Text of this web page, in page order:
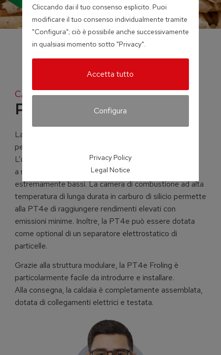
CALDAIA A PELLET
PT4e
La nuova caldaia a pellet PT4e convince per la
perfezione sotto tutti gli aspetti.
L’uso, studiato nei minimi dettagli, di azionamenti
a risparmio energetico garantisce consumi elettrici
estremamente bassi. La camera di combustione ad alta
temperatura di lunga durata in carburo di silicio permette
alla PT4e di raggiungere rendimenti elevati con
emissioni minime. Inoltre, la PT4e può essere dotata
come optional di un separatore elettrostatico di
particelle.
Grazie alla struttura modulare, la PT4e Froling è
particolarmente facile da introdurre e installare.
Alla consegna, la caldaia è completamente assemblata,
dotata di collegamenti elettrici e testata.
Cliccando dai il tuo consenso esplicito. Puoi
modificare il tuo consenso individualmente tramite
"Configura"; ciò è possibile anche successivamente
in qualsiasi momento sotto "Privacy".
Accetta tutto
Configura
Privacy Policy
Legal Notice